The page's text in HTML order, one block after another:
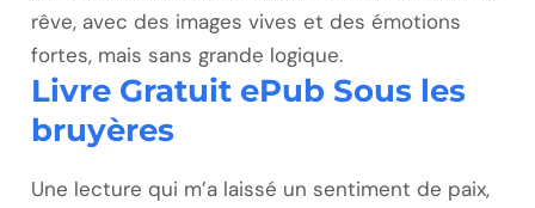
rêve, avec des images vives et des émotions
fortes, mais sans grande logique.
Livre Gratuit ePub Sous les
bruyères
Une lecture qui m’a laissé un sentiment de paix,